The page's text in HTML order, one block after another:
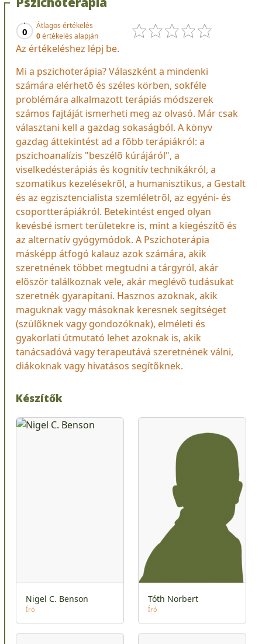
0
Átlagos értékelés
0értékelés alapján
Az értékeléshez lépj be.
Mi a pszichoterápia? Válaszként a mindenki
számára elérhetõ és széles körben, sokféle
problémára alkalmazott terápiás módszerek
számos fajtáját ismerheti meg az olvasó. Már csak
választani kell a gazdag sokaságból. A könyv
gazdag áttekintést ad a fõbb terápiákról: a
pszichoanalízis "beszélõ kúrájáról", a
viselkedésterápiás és kognitív technikákról, a
szomatikus kezelésekrõl, a humanisztikus, a Gestalt
és az egzisztencialista szemléletrõl, az egyéni- és
csoportterápiákról. Betekintést enged olyan
kevésbé ismert területekre is, mint a kiegészítõ és
az alternatív gyógymódok. A Pszichoterápia
másképp átfogó kalauz azok számára, akik
szeretnének többet megtudni a tárgyról, akár
elõször találkoznak vele, akár meglévõ tudásukat
szeretnék gyarapítani. Hasznos azoknak, akik
maguknak vagy másoknak keresnek segítséget
(szülõknek vagy gondozóknak), elméleti és
gyakorlati útmutató lehet azoknak is, akik
tanácsadóvá vagy terapeutává szeretnének válni,
diákoknak vagy hivatásos segítõknek.
Készítők
Nigel C. Benson
Író
Tóth Norbert
Író